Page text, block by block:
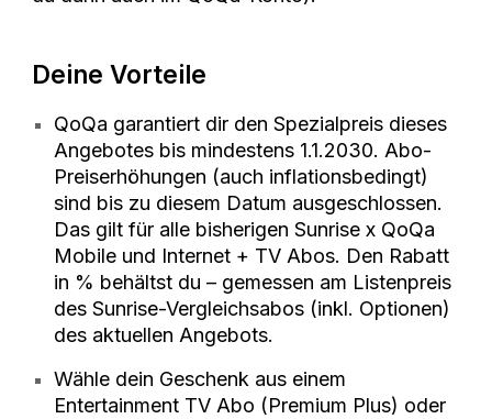
Deine Vorteile
QoQa garantiert dir den Spezialpreis dieses
Angebotes bis mindestens 1.1.2030. Abo-
Preiserhöhungen (auch inflationsbedingt)
sind bis zu diesem Datum ausgeschlossen.
Das gilt für alle bisherigen Sunrise x QoQa
Mobile und Internet + TV Abos. Den Rabatt
in % behältst du – gemessen am Listenpreis
des Sunrise-Vergleichsabos (inkl. Optionen)
des aktuellen Angebots.
Wähle dein Geschenk aus einem
Entertainment TV Abo (Premium Plus) oder